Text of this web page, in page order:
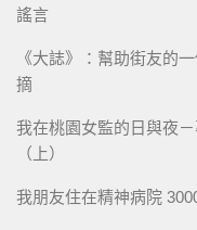
謠言
《大誌》：幫助街友的
摘
我在桃園女監的日與夜
（上）
我朋友住在精神病院